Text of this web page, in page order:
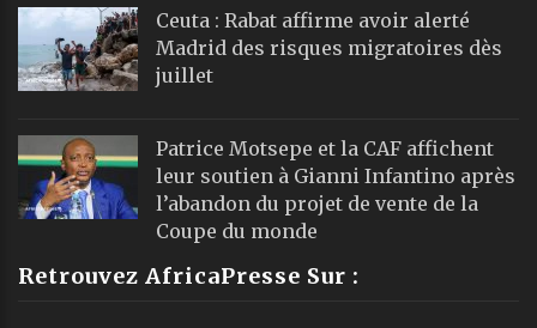
Ceuta : Rabat affirme avoir alerté
Madrid des risques migratoires dès
juillet
Patrice Motsepe et la CAF affichent
leur soutien à Gianni Infantino après
l’abandon du projet de vente de la
Coupe du monde
Retrouvez AfricaPresse Sur :